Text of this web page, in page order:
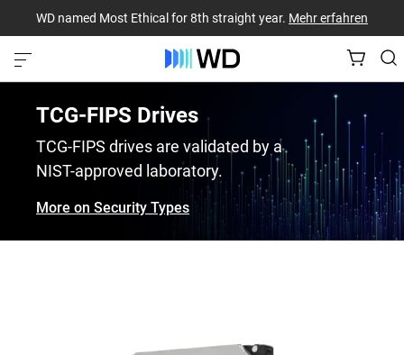
WD named Most Ethical for 8th straight year. Mehr erfahren
TCG-FIPS Drives
TCG-FIPS drives are validated by a
NIST-approved laboratory.
More on Security Types